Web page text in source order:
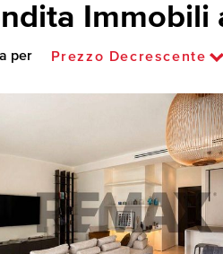
Immobili
per Prezzo Decrescente